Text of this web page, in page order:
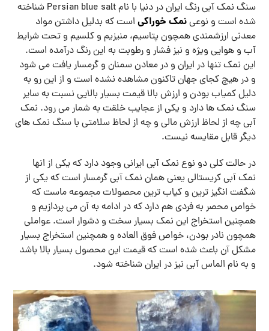
سنگ نمک آبی رنگ ایران در دنیا با نام Persian blue salt شناخته
شده است و نوعینمک خوراکی است که بدلیل داشتن مواد
معدنی ارزشمندی همچون پتاسیم، منیزیم و کلسیم و تحت شرایط
آب و هوایی ویژه و نیز فشار و رطوبت به این رنگ درآمده است.
این نمک تنها در ایران و در معادن سمنان و گرمسار یافت می شود
و در هیچ کجای جهان تاکنون مشاهده نشده است و از این رو به
دلیل کمیاب بودن و ارزش بالا قیمت بسیار بالایی نسبت به سایر
سنگ نمک ها دارد و یکی از عجایب خلقت به شمار می رود. نمک
آبی چه از لحاظ ارزش مالی و چه از لحاظ سلامتی با سنگ نمک های
دیگر قابل مقایسه نیست.
در حالت کلی دو نوع نمک آبی ایرانی وجود دارد که یکی از انها
نمک آبی کریستالی یعنی همان نمک آبی گرمسار است که یکی از
شگفت انگیز ترین و کیاب ترین محصولات مجموعه ماست که
خواص محصر به فردی هم دارد که در ادامه به آن می پردازیم و
همچنین استخراج این نمک بسیار سخت و دشوار است. عواملی
همچون نادر بودن، خواص فوق العاده و همچنین استخراج بسیار
مشکل آن باعث شده است که قیمت این محصول بسیار بالا باشد
و به نام الماس آبی نیز در ایران شناخته شود.